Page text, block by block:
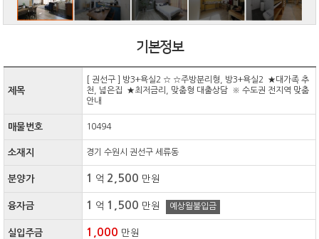
기본정보
제목
[ 권선구 ] 방3+욕실2 ☆ ☆주방분리형, 방3+욕실2 ★대가족 추
천, 넓은집 ★최저금리, 맞춤형 대출상담 ※ 수도권 전지역 맞춤
안내
매물번호 10494
소재지 경기 수원시 권선구 세류동
분양가 1 억 2,500 만원
융자금 1 억 1,500 만원 예상월불입금
실입주금 1,000 만원